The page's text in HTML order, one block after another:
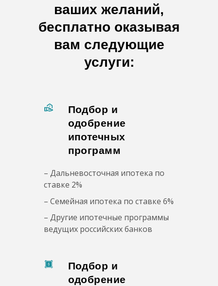
ваших желаний,
бесплатно оказывая
вам следующие
услуги:
Подбор и
одобрение
ипотечных
программ
– Дальневосточная ипотека по
ставке 2%
– Семейная ипотека по ставке 6%
– Другие ипотечные программы
ведущих российских банков
Подбор и
одобрение